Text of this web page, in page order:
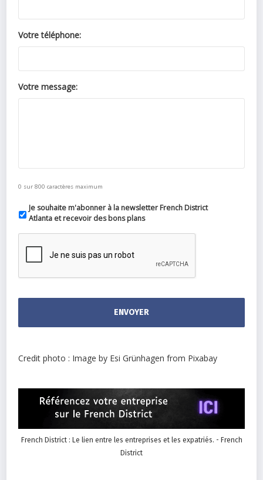
Votre téléphone:
Votre message:
0 sur 800 caractères maximum
Je souhaite m'abonner à la newsletter French District
Atlanta et recevoir des bons plans
Credit photo : Image by Esi Grünhagen from Pixabay
French District : Le lien entre les entreprises et les expatriés. - French
District